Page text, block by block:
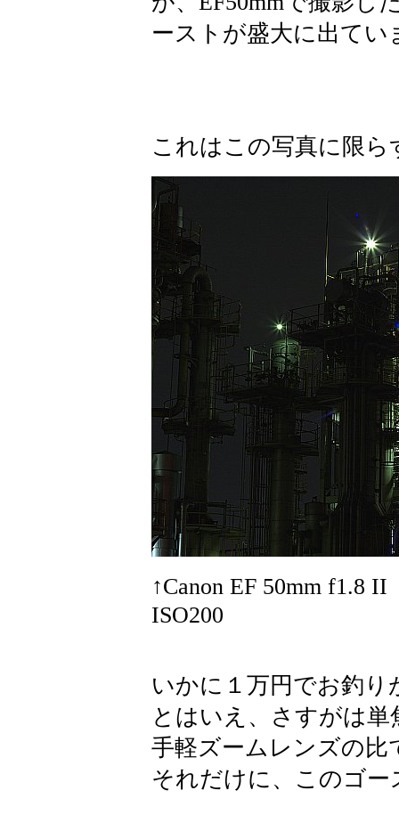
ーストが盛大に出てい
これはこの写真に限
↑Canon EF 50mm f1.8
ISO200
いかに１万円でお釣
とはいえ、さすがは
手軽ズームレンズの比
それだけに、このゴ